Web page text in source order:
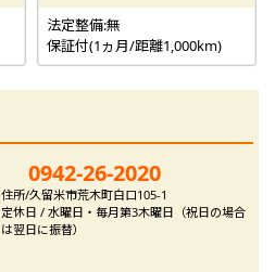
法定整備:無
保証付(1ヵ月/距離1,000km)
0942-26-2020
住所/久留米市荒木町白口105-1
定休日 / 水曜日・毎月第3木曜日（祝日の場合
は翌日に振替）